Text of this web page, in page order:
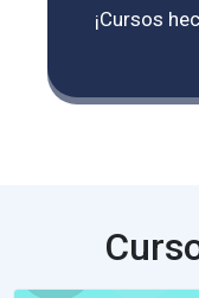
¡Cursos